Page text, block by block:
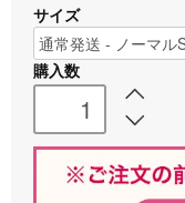
サイズ
購入数